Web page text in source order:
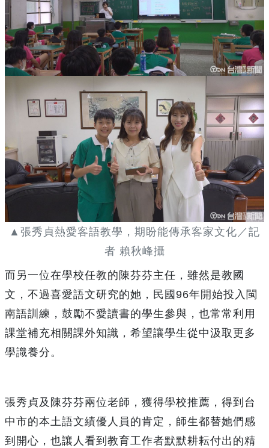
▲張秀貞熱愛客語教學，期盼能傳承客家文化／記
者 賴秋峰攝
而另一位在學校任教的陳芬芬主任，雖然是教國
文，不過喜愛語文研究的她，民國96年開始投入閩
南語訓練，鼓勵不愛讀書的學生參與，也常常利用
課堂補充相關課外知識，希望讓學生從中汲取更多
學識養分。
張秀貞及陳芬芬兩位老師，獲得學校推薦，得到台
中市的本土語文績優人員的肯定，師生都替她們感
到開心，也讓人看到教育工作者默默耕耘付出的精